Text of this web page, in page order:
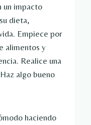
un impacto
dieta,
Empiece por
alimentos y
Realice una
algo bueno
haciendo